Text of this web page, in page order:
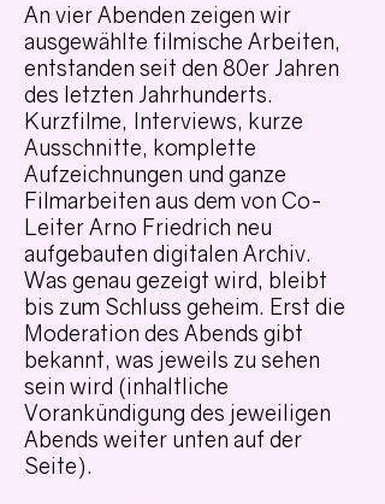
An vier Abenden zeigen wir
ausgewählte filmische Arbeiten,
entstanden seit den 80er Jahren
des letzten Jahrhunderts.
Kurzfilme, Interviews, kurze
Ausschnitte, komplette
Aufzeichnungen und ganze
Filmarbeiten aus dem von Co-
Leiter Arno Friedrich neu
aufgebauten digitalen Archiv.
Was genau gezeigt wird, bleibt
bis zum Schluss geheim. Erst die
Moderation des Abends gibt
bekannt, was jeweils zu sehen
sein wird (inhaltliche
Vorankündigung des jeweiligen
Abends weiter unten auf der
Seite).